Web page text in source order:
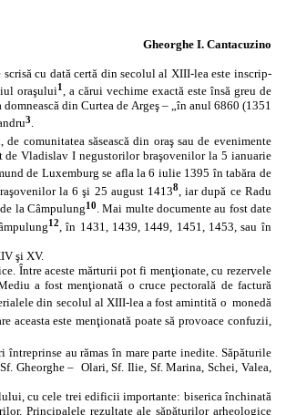
Gheorghe I. Cantacuzino
cu dată certă din secolul al XIII‑lea este inscrip­
oraşului1, a cărui vechime exactă este însă greu de
din Curtea de Argeş – „în anul 6860 (1351
3.
comunitatea săsească din oraş sau de evenimente
de Vladislav I negustorilor braşovenilor la 5 ianuarie
de Luxemburg se afla la 6 iulie 1395 în tabăra de
la 6 şi 25 august 14138, iar după ce Radu
la Câmpulung10. Mai multe documente au fost date
12, în 1431, 1439, 1449, 1451, 1453, sau în
şi XV.
Între aceste mărturii pot fi menţionate, cu rezervele
a fost menţionată o cruce pectorală de factură
din secolul al XIII‑lea a fost amintită o monedă
aceasta este menţionată poate să provoace confuzii,
au rămas în mare parte inedite. Săpăturile
Gheorghe – Olari, Sf. Ilie, Sf. Marina, Schei, Valea,
cu cele trei edificii importante: biserica închinată
Principalele rezultate ale săpăturilor arheologice